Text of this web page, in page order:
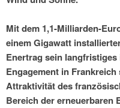
Mit dem 1,1-Milliarden-
einem Gigawatt
Enertrag sein
Engagement in
Attraktivität des
Bereich der erneuerbaren